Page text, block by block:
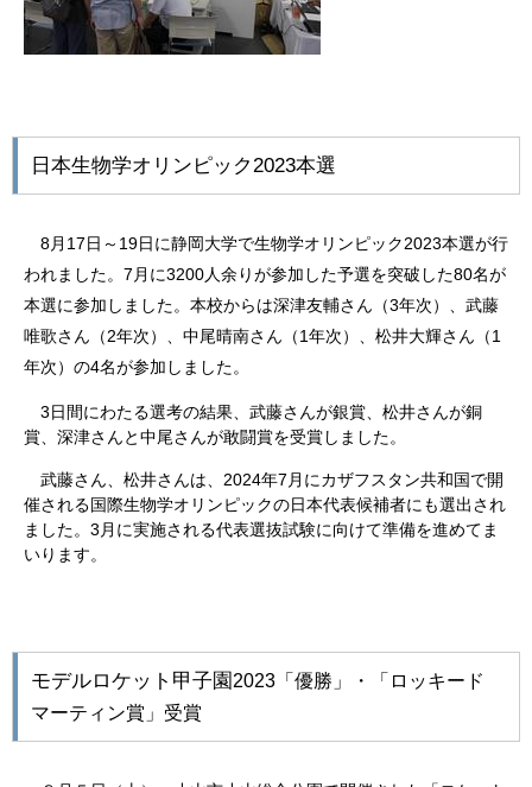
日本生物学オリンピック2023本選
8月 17日～ 19日に静岡大学で生物学オリンピック2023本選が行
われました。 7 月に3200人余りが参加した予選を突破した80名が
本選に参加しました。本校からは深津友輔さん（3年次）、武藤
唯歌さん（2年次）、中尾晴南さん（1年次）、松井大輝さん（1
年次）の4名が参加しました。
3日間にわたる選考の結果、武藤さんが銀賞、松井さんが銅
賞、深津さんと中尾さんが敢闘賞を受賞しました。
武藤さん、松井さんは、 2024年7 月にカザフスタン共和国で開
催される国際生物学オリンピックの日本代表候補者にも選出され
ました。 3 月に実施される代表選抜試験に向けて準備を進めてま
いります。
モデルロケット甲子園2023 「優勝」・「ロッキード
マーティン賞」受賞